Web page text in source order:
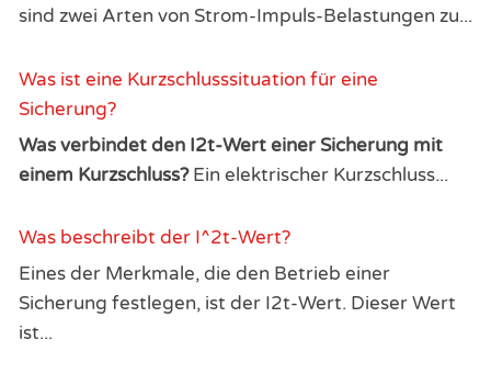
sind zwei Arten von Strom-Impuls-Belastungen zu...
Was ist eine Kurzschlusssituation für eine
Sicherung?
Was verbindet den I2t-Wert einer Sicherung mit
einem Kurzschluss?Ein elektrischer Kurzschluss...
Was beschreibt der I^2t-Wert?
Eines der Merkmale, die den Betrieb einer
Sicherung festlegen, ist der I2t-Wert. Dieser Wert
ist...